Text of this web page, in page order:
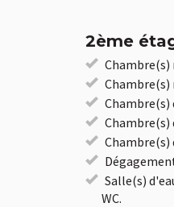
2ème
Chambre(s)
Chambre(s)
Chambre(s)
Chambre(s)
Chambre(s)
Salle(s)
WC.